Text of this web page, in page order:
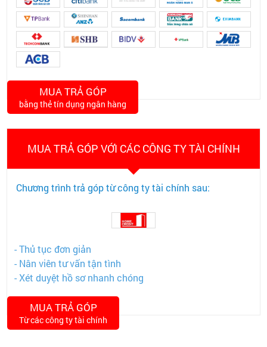
MUA TRẢ GÓP
bằng thẻ tín dụng ngân hàng
MUA TRẢ GÓP VỚI CÁC CÔNG TY TÀI CHÍNH
Chương trình trả góp từ công ty tài chính sau:
- Thủ tục đơn giản
- Nân viên tư vấn tận tình
- Xét duyệt hồ sơ nhanh chóng
MUA TRẢ GÓP
Từ các công ty tài chính